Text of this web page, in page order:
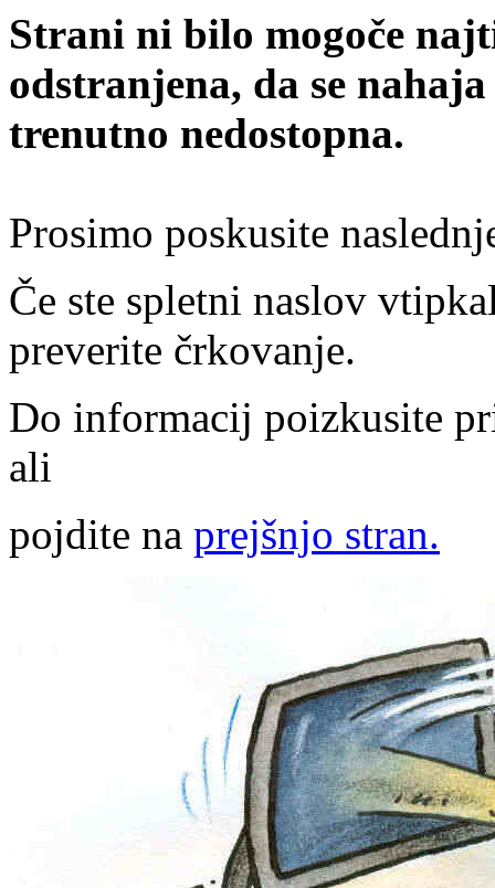
Strani ni bilo mogoče
odstranjena, da se
trenutno nedostopna.
Prosimo poskusite
Če ste spletni naslov
preverite črkovanje.
Do informacij poizkusite
ali
pojdite na prejšnjo stran.